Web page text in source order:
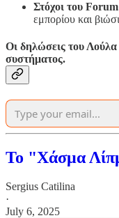
Στόχοι του
εμπορίου και
Οι δηλώσεις του Λούλα
συστήματος.
Το "Χάσμα
Sergius Catilina
·
July 6, 2025